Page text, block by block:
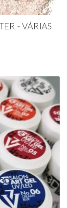
- VÁRIAS